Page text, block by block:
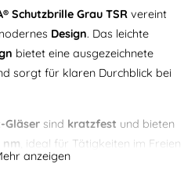
Schutzbrille Grau TSR vereint
Design. Das leichte
bietet eine ausgezeichnete
sorgt für klaren Durchblick bei
Gläser sind kratzfest und bieten
nm , ideal für Tätigkeiten im Freien
demverstellbaren Brillenband